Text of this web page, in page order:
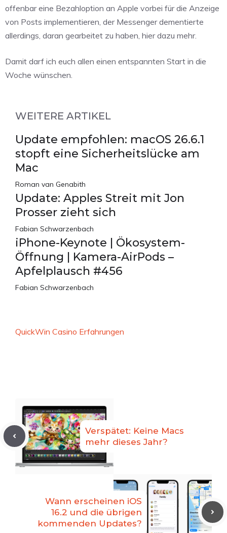
offenbar eine Bezahloption an Apple vorbei für die Anzeige
von Posts implementieren, der Messenger dementierte
allerdings, daran gearbeitet zu haben, hier dazu mehr.
Damit darf ich euch allen einen entspannten Start in die
Woche wünschen.
WEITERE ARTIKEL
Update empfohlen: macOS 26.6.1
stopft eine Sicherheitslücke am
Mac
Roman van Genabith
Update: Apples Streit mit Jon
Prosser zieht sich
Fabian Schwarzenbach
iPhone-Keynote | Ökosystem-
Öffnung | Kamera-AirPods –
Apfelplausch #456
Fabian Schwarzenbach
QuickWin Casino Erfahrungen
Verspätet: Keine Macs
mehr dieses Jahr?
Wann erscheinen iOS
16.2 und die übrigen
kommenden Updates?